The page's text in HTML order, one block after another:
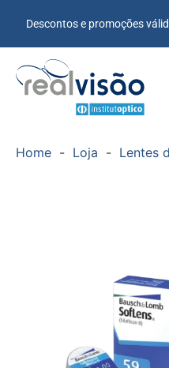
Descontos e promoções
Home - Loja - Lentes